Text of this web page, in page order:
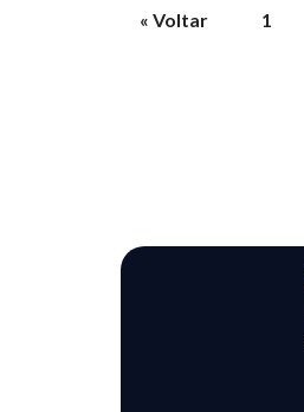
« Voltar 1